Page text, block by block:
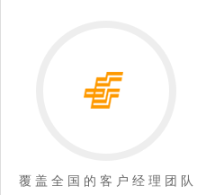
覆盖全国的客户经理团队